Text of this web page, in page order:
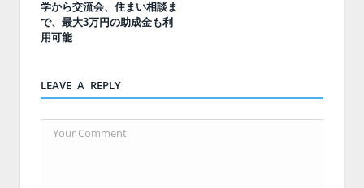
学から交流会、住まい相談ま
で、最大3万円の助成金も利
用可能
LEAVE A REPLY